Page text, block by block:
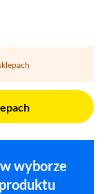
wyborze